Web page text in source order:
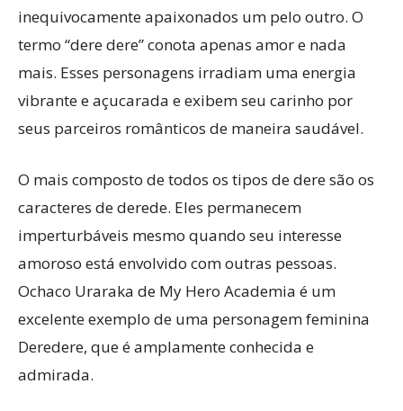
inequivocamente apaixonados um pelo outro. O
termo “dere dere” conota apenas amor e nada
mais. Esses personagens irradiam uma energia
vibrante e açucarada e exibem seu carinho por
seus parceiros românticos de maneira saudável.
O mais composto de todos os tipos de dere são os
caracteres de derede. Eles permanecem
imperturbáveis ​​mesmo quando seu interesse
amoroso está envolvido com outras pessoas.
Ochaco Uraraka de My Hero Academia é um
excelente exemplo de uma personagem feminina
Deredere, que é amplamente conhecida e
admirada.